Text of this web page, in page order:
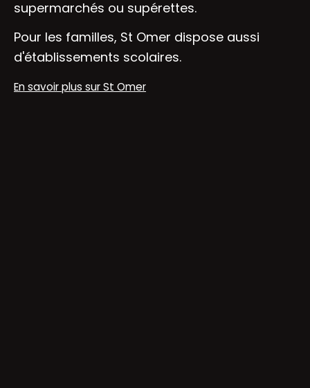
supermarchés ou supérettes.
Pour les familles, St Omer dispose aussi
d'établissements scolaires.
En savoir plus sur St Omer